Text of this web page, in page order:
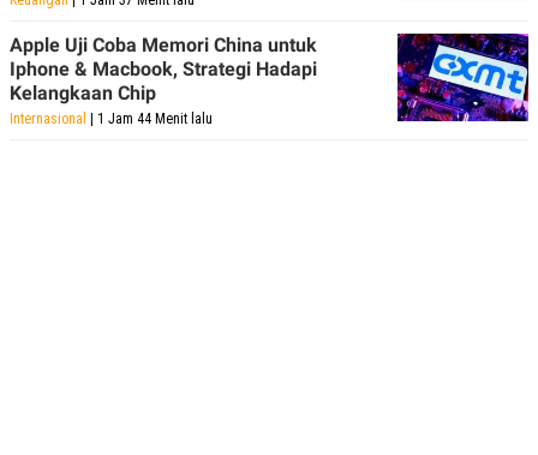
Apple Uji Coba Memori China untuk
Iphone & Macbook, Strategi Hadapi
Kelangkaan Chip
Internasional | 1 Jam 44 Menit lalu